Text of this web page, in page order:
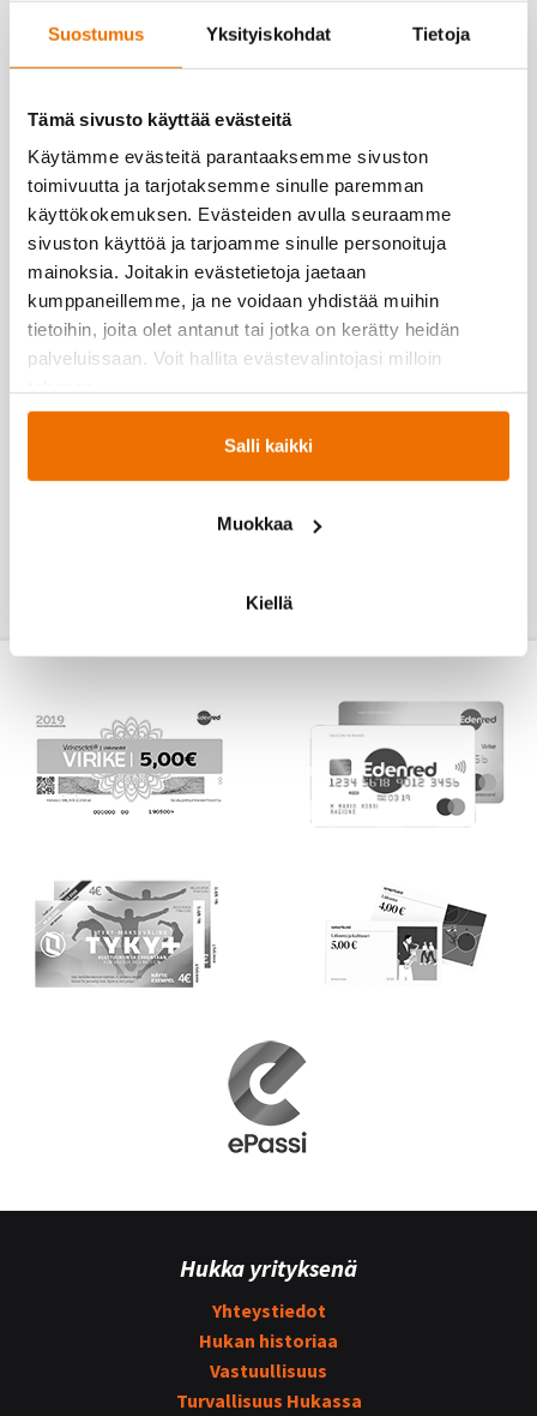
Suostumus Yksityiskohdat Tietoja
Tämä sivusto käyttää evästeitä
Käytämme evästeitä parantaaksemme sivuston
toimivuutta ja tarjotaksemme sinulle paremman
käyttökokemuksen. Evästeiden avulla seuraamme
sivuston käyttöä ja tarjoamme sinulle personoituja
mainoksia. Joitakin evästetietoja jaetaan
kumppaneillemme, ja ne voidaan yhdistää muihin
tietoihin, joita olet antanut tai jotka on kerätty heidän
palveluissaan. Voit hallita evästevalintojasi milloin
Salli kaikki
Muokkaa
Kiellä
Lue Hukan uutisia!
Lue lisää ajankohtaista-osiossa →
08 4152 2001
Kysyttävää? Soita, me autamme!
Hukka yrityksenä
Yhteystiedot
Hukan historiaa
Vastuullisuus
Turvallisuus Hukassa